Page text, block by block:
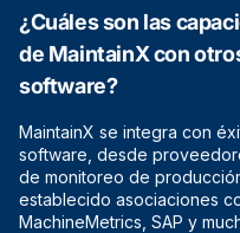
¿Cuáles son las
de MaintainX con
software?
MaintainX se integra con
software, desde
de monitoreo de
establecido asociaciones
MachineMetrics, SAP y